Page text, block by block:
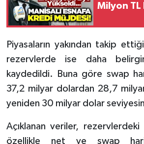
Milyon TL
Piyasaların yakından takip
rezervlerde ise daha
kaydedildi. Buna göre swap
37,2 milyar dolardan 28,7
yeniden 30 milyar dolar
Açıklanan veriler, rezervlerdeki
özellikle net ve swap